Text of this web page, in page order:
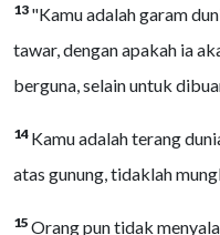
13 "Kamu adalah garam
tawar, dengan apakah ia
berguna, selain untuk
14 Kamu adalah terang
atas gunung, tidaklah
15 Orang pun tidak